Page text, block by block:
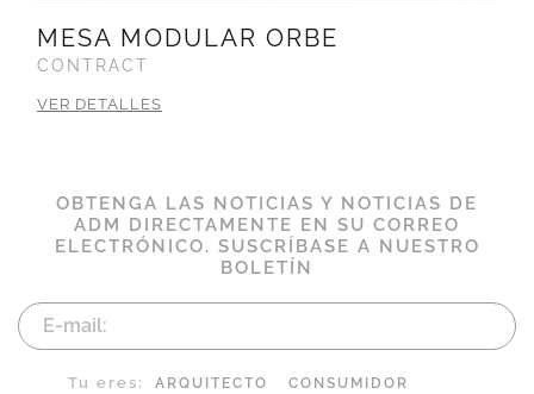
MESA MODULAR ORBE
CONTRACT
VER DETALLES
OBTENGA LAS NOTICIAS Y NOTICIAS DE
ADM DIRECTAMENTE EN SU CORREO
ELECTRÓNICO. SUSCRÍBASE A NUESTRO
BOLETÍN
Tu eres: ARQUITECTO CONSUMIDOR